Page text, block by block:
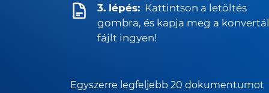
3. lépés: Kattintson a letöltés
gombra, és kapja meg a
fájlt ingyen!
Egyszerre legfeljebb 20 dokumentumot